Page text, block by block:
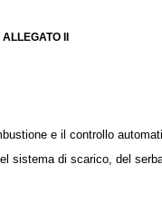
ALLEGATO II
e il controllo
di scarico, del